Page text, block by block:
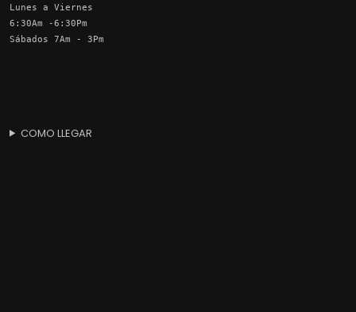
Lunes a Viernes
6:30Am -6:30Pm
Sábados 7Am - 3Pm
COMO LLEGAR